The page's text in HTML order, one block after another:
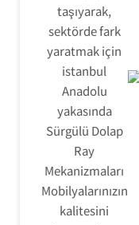
taşıyarak,
sektörde fark
yaratmak için
istanbul
Anadolu
yakasında
Sürgülü Dolap
Ray
Mekanizmaları
Mobilyalarınızın
kalitesini